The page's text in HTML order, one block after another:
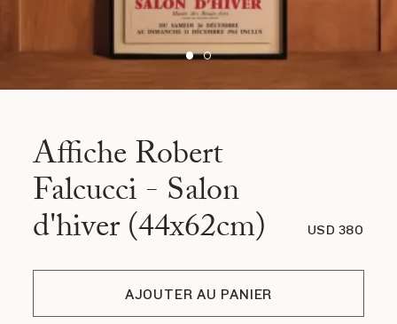
Affiche Robert
Falcucci - Salon
d'hiver (44x62cm) USD 380
AJOUTER AU PANIER